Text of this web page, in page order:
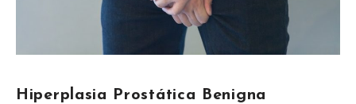
Hiperplasia Prostática Benigna